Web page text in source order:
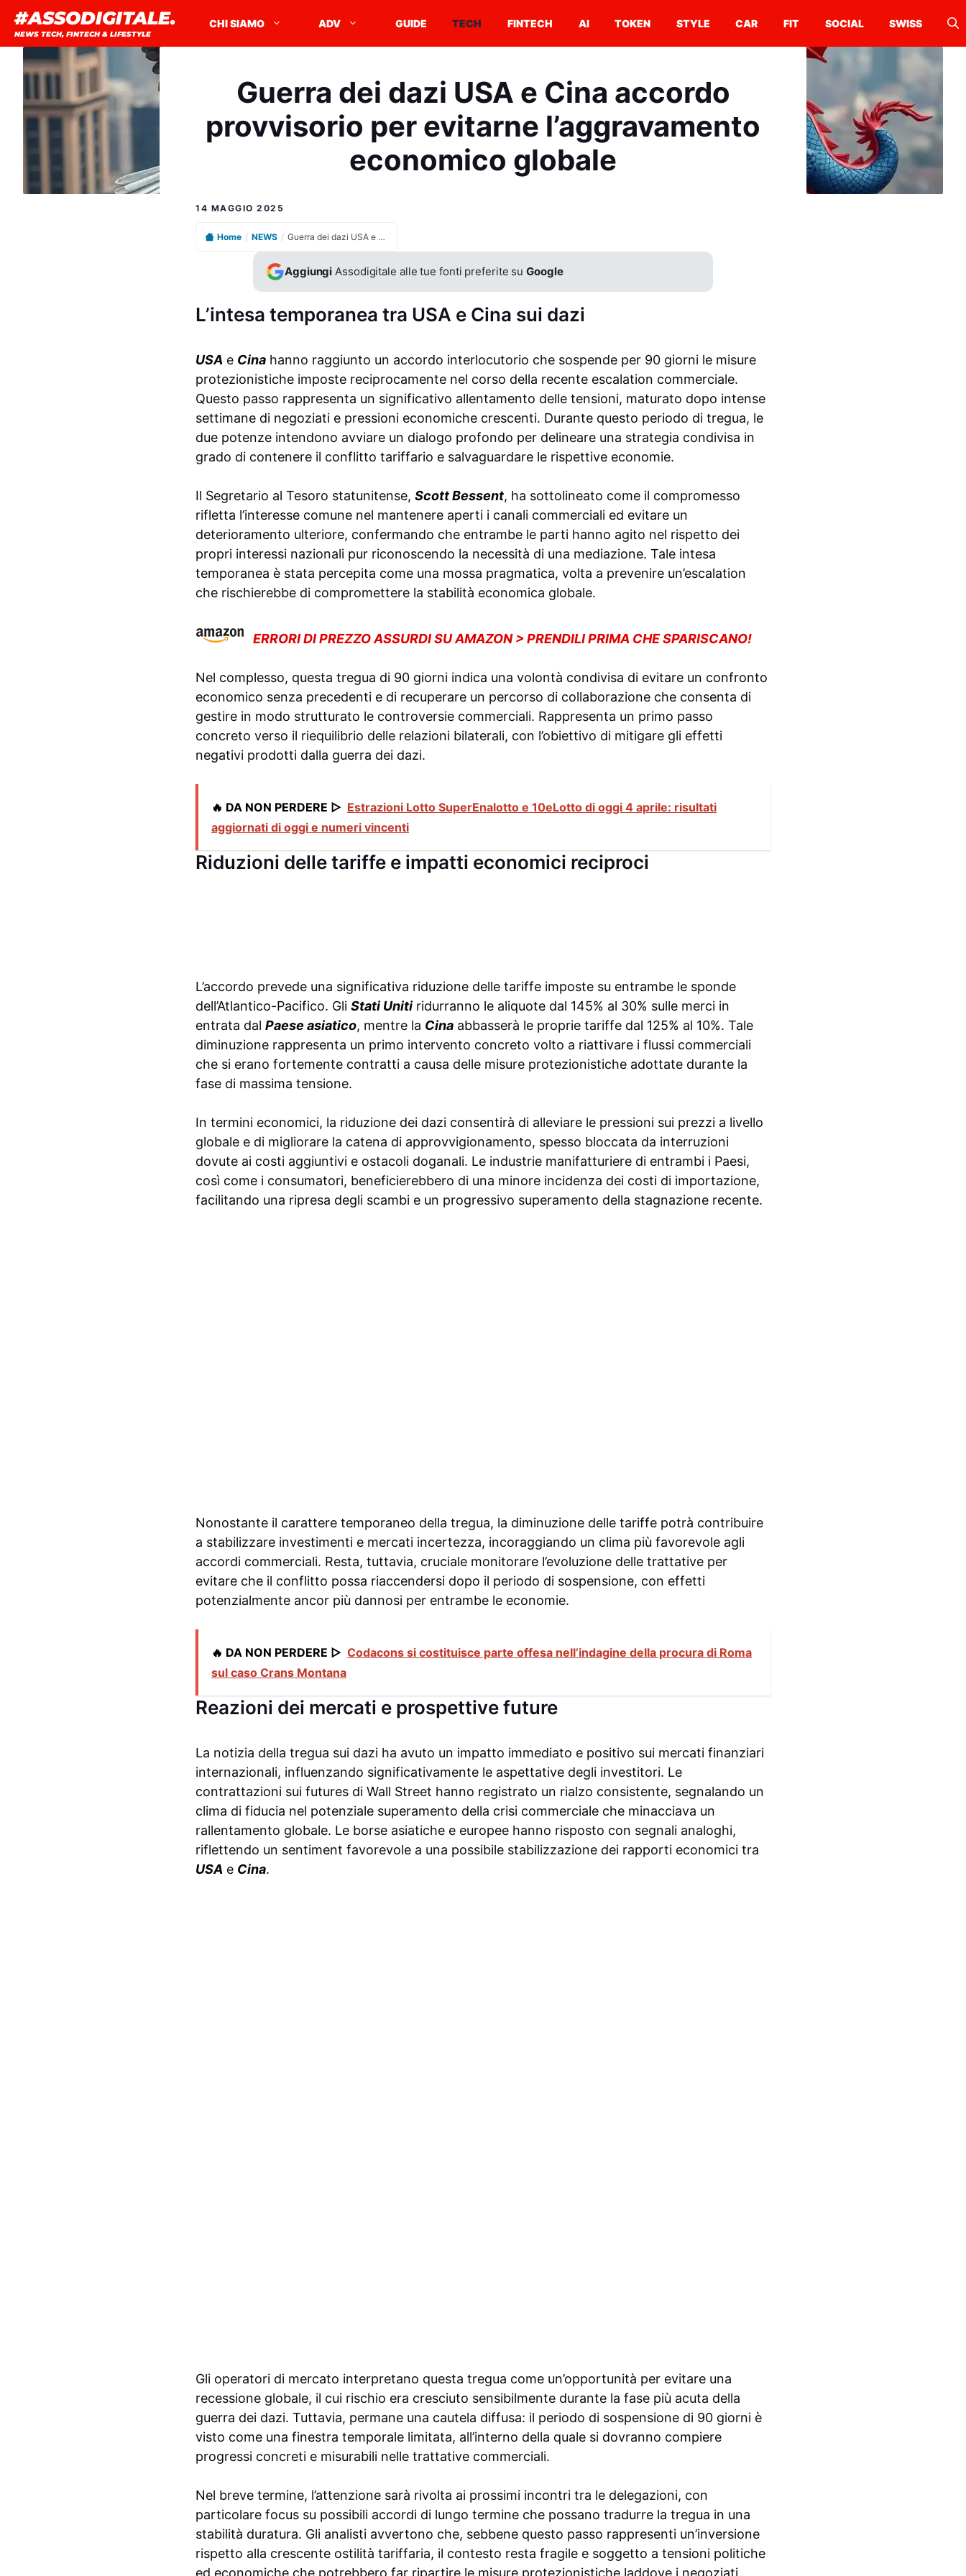
contenuto
#ASSODIGITALE.
NEWS TECH, FINTECH & LIFESTYLE
CHI SIAMO ADV GUIDE TECH FINTECH AI TOKEN STYLE CAR FIT SOCIAL SWISS
Guerra dei dazi USA e Cina accordo
provvisorio per evitarne l’aggravamento
economico globale
14 MAGGIO 2025
Home / NEWS / Guerra dei dazi USA e Cina accordo provvisorio per evitarne l’aggravamento economico globale
Aggiungi Assodigitale alle tue fonti preferite suGoogle
L’intesa temporanea tra USA e Cina sui dazi
USA e Cina hanno raggiunto un accordo interlocutorio che sospende per 90 giorni le misure
protezionistiche imposte reciprocamente nel corso della recente escalation commerciale.
Questo passo rappresenta un significativo allentamento delle tensioni, maturato dopo intense
settimane di negoziati e pressioni economiche crescenti. Durante questo periodo di tregua, le
due potenze intendono avviare un dialogo profondo per delineare una strategia condivisa in
grado di contenere il conflitto tariffario e salvaguardare le rispettive economie.
Il Segretario al Tesoro statunitense, Scott Bessent, ha sottolineato come il compromesso
rifletta l’interesse comune nel mantenere aperti i canali commerciali ed evitare un
deterioramento ulteriore, confermando che entrambe le parti hanno agito nel rispetto dei
propri interessi nazionali pur riconoscendo la necessità di una mediazione. Tale intesa
temporanea è stata percepita come una mossa pragmatica, volta a prevenire un’escalation
che rischierebbe di compromettere la stabilità economica globale.
ERRORI DI PREZZO ASSURDI SU AMAZON > PRENDILI PRIMA CHE SPARISCANO!
Nel complesso, questa tregua di 90 giorni indica una volontà condivisa di evitare un confronto
economico senza precedenti e di recuperare un percorso di collaborazione che consenta di
gestire in modo strutturato le controversie commerciali. Rappresenta un primo passo
concreto verso il riequilibrio delle relazioni bilaterali, con l’obiettivo di mitigare gli effetti
negativi prodotti dalla guerra dei dazi.
🔥 DA NON PERDERE ▷ Estrazioni Lotto SuperEnalotto e 10eLotto di oggi 4 aprile: risultati
aggiornati di oggi e numeri vincenti
Riduzioni delle tariffe e impatti economici reciproci
L’accordo prevede una significativa riduzione delle tariffe imposte su entrambe le sponde
dell’Atlantico-Pacifico. Gli Stati Uniti ridurranno le aliquote dal 145% al 30% sulle merci in
entrata dal Paese asiatico, mentre la Cina abbasserà le proprie tariffe dal 125% al 10%. Tale
diminuzione rappresenta un primo intervento concreto volto a riattivare i flussi commerciali
che si erano fortemente contratti a causa delle misure protezionistiche adottate durante la
fase di massima tensione.
In termini economici, la riduzione dei dazi consentirà di alleviare le pressioni sui prezzi a livello
globale e di migliorare la catena di approvvigionamento, spesso bloccata da interruzioni
dovute ai costi aggiuntivi e ostacoli doganali. Le industrie manifatturiere di entrambi i Paesi,
così come i consumatori, beneficierebbero di una minore incidenza dei costi di importazione,
facilitando una ripresa degli scambi e un progressivo superamento della stagnazione recente.
Nonostante il carattere temporaneo della tregua, la diminuzione delle tariffe potrà contribuire
a stabilizzare investimenti e mercati incertezza, incoraggiando un clima più favorevole agli
accordi commerciali. Resta, tuttavia, cruciale monitorare l’evoluzione delle trattative per
evitare che il conflitto possa riaccendersi dopo il periodo di sospensione, con effetti
potenzialmente ancor più dannosi per entrambe le economie.
🔥 DA NON PERDERE ▷ Codacons si costituisce parte offesa nell’indagine della procura di Roma
sul caso Crans Montana
Reazioni dei mercati e prospettive future
La notizia della tregua sui dazi ha avuto un impatto immediato e positivo sui mercati finanziari
internazionali, influenzando significativamente le aspettative degli investitori. Le
contrattazioni sui futures di Wall Street hanno registrato un rialzo consistente, segnalando un
clima di fiducia nel potenziale superamento della crisi commerciale che minacciava un
rallentamento globale. Le borse asiatiche e europee hanno risposto con segnali analoghi,
riflettendo un sentiment favorevole a una possibile stabilizzazione dei rapporti economici tra
USA e Cina.
Gli operatori di mercato interpretano questa tregua come un’opportunità per evitare una
recessione globale, il cui rischio era cresciuto sensibilmente durante la fase più acuta della
guerra dei dazi. Tuttavia, permane una cautela diffusa: il periodo di sospensione di 90 giorni è
visto come una finestra temporale limitata, all’interno della quale si dovranno compiere
progressi concreti e misurabili nelle trattative commerciali.
Nel breve termine, l’attenzione sarà rivolta ai prossimi incontri tra le delegazioni, con
particolare focus su possibili accordi di lungo termine che possano tradurre la tregua in una
stabilità duratura. Gli analisti avvertono che, sebbene questo passo rappresenti un’inversione
rispetto alla crescente ostilità tariffaria, il contesto resta fragile e soggetto a tensioni politiche
ed economiche che potrebbero far ripartire le misure protezionistiche laddove i negoziati